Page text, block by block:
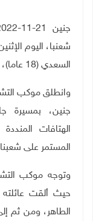
شعنبا، اليوم
السعدي (18 عاما)، إلى مثواه الأخير في مخيم جنين.
وانطلق موكب
جنين، بمسيرة
الهتافات
المستمر على
وتوجه موكب
حيث ألقت عائلته
الطاهر، ومن ثم